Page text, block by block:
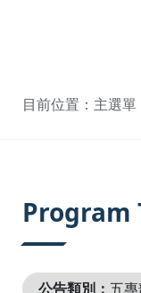
目前位置：主選單
Program
公告類別： 五